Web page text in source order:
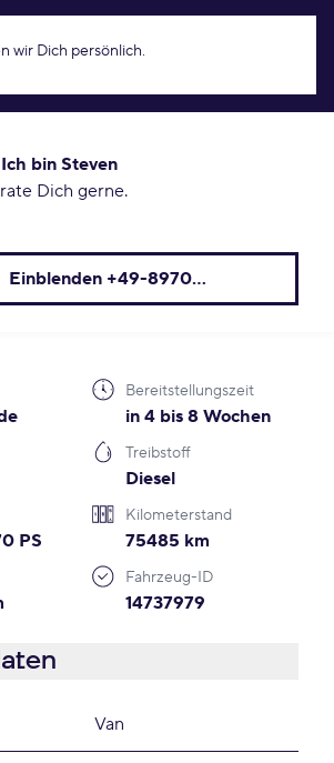
wir Dich persönlich.
bin Steven
Dich gerne.
Einblenden +49-8970...
Bereitstellungszeit
in 4 bis 8 Wochen
Treibstoff
Diesel
PS
Kilometerstand
75485 km
Fahrzeug-ID
14737979
Van